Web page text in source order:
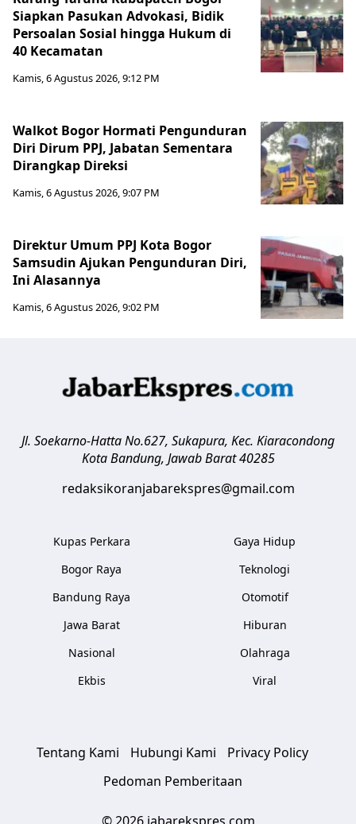
Siapkan Pasukan Advokasi, Bidik
Persoalan Sosial hingga Hukum di
40 Kecamatan
Kamis, 6 Agustus 2026, 9:12 PM
Walkot Bogor Hormati Pengunduran
Diri Dirum PPJ, Jabatan Sementara
Dirangkap Direksi
Kamis, 6 Agustus 2026, 9:07 PM
Direktur Umum PPJ Kota Bogor
Samsudin Ajukan Pengunduran Diri,
Ini Alasannya
Kamis, 6 Agustus 2026, 9:02 PM
Jl. Soekarno-Hatta No.627, Sukapura, Kec. Kiaracondong
Kota Bandung, Jawab Barat 40285
redaksikoranjabarekspres@gmail.com
Kupas Perkara
Bogor Raya
Bandung Raya
Jawa Barat
Nasional
Ekbis
Gaya Hidup
Teknologi
Otomotif
Hiburan
Olahraga
Viral
Tentang Kami Hubungi Kami
Privacy Policy
Pedoman Pemberitaan